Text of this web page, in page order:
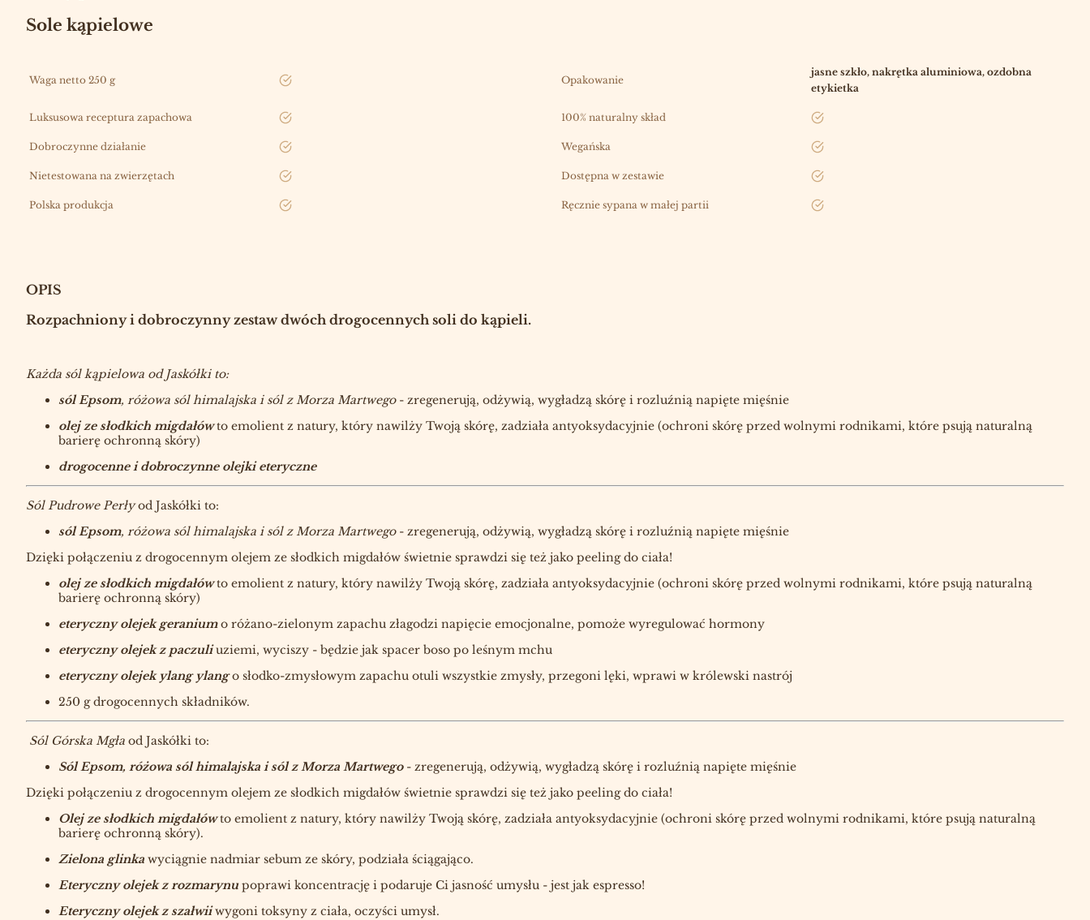
Sole kąpielowe
Waga netto 250 g tak Opakowanie
jasne szkło, nakrętka aluminiowa, ozdobna
etykietka
Luksusowa receptura zapachowa tak 100% naturalny skład tak
Dobroczynne działanie tak Wegańska tak
Nietestowana na zwierzętach tak Dostępna w zestawie tak
Polska produkcja tak Ręcznie sypana w małej partii tak
OPIS
Rozpachnionyi dobroczynny zestaw dwóch drogocennych soli do kąpieli.
Każda sól kąpielowa od Jaskółki to:
sól Epsom, różowa sól himalajska i sól z Morza Martwego- zregenerują, odżywią, wygładzą skórę i rozluźnią napięte mięśnie
olej ze słodkich migdałówto emolient z natury, który nawilży Twoją skórę, zadziała antyoksydacyjnie (ochroni skórę przed wolnymi rodnikami, które psują naturalną
barierę ochronną skóry)
drogocenne i dobroczynne olejki eteryczne
Sól Pudrowe Perłyod Jaskółki to:
sól Epsom, różowa sól himalajska i sól z Morza Martwego- zregenerują, odżywią, wygładzą skórę i rozluźnią napięte mięśnie
Dzięki połączeniu z drogocennym olejem ze słodkich migdałów świetnie sprawdzi się też jako peeling do ciała!
olej ze słodkich migdałówto emolient z natury, który nawilży Twoją skórę, zadziała antyoksydacyjnie (ochroni skórę przed wolnymi rodnikami, które psują naturalną
barierę ochronną skóry)
eteryczny olejek geraniumo różano-zielonym zapachu złagodzi napięcie emocjonalne, pomoże wyregulować hormony
eteryczny olejek z paczuliuziemi, wyciszy - będzie jak spacer boso po leśnym mchu
eteryczny olejek ylang ylango słodko-zmysłowym zapachu otuli wszystkie zmysły, przegoni lęki, wprawi w królewski nastrój
250 g drogocennych składników.
Sól Górska Mgła od Jaskółki to:
Sól Epsom, różowa sól himalajska i sól z Morza Martwego- zregenerują, odżywią, wygładzą skórę i rozluźnią napięte mięśnie
Dzięki połączeniu z drogocennym olejem ze słodkich migdałów świetnie sprawdzi się też jako peeling do ciała!
Olej ze słodkich migdałów to emolient z natury, który nawilży Twoją skórę, zadziała antyoksydacyjnie (ochroni skórę przed wolnymi rodnikami, które psują naturalną
barierę ochronną skóry).
Zielona glinka wyciągnie nadmiar sebum ze skóry, podziała ściągająco.
Eteryczny olejek z rozmarynu poprawi koncentrację i podaruje Ci jasność umysłu - jest jak espresso!
Eteryczny olejek z szałwiiwygoni toksyny z ciała, oczyści umysł.